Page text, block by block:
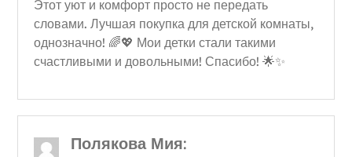
Этот уют и комфорт просто не передать
словами. Лучшая покупка для детской комнаты,
однозначно! 🌈💖 Мои детки стали такими
счастливыми и довольными! Спасибо! 🌟✨
Полякова Мия: